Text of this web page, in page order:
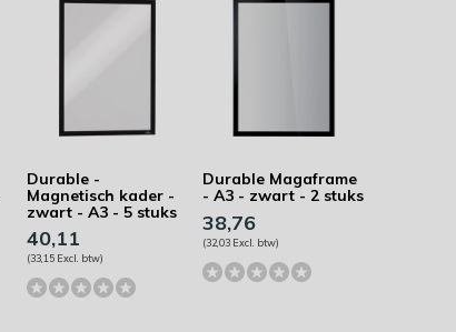
Durable -
Magnetisch kader -
zwart - A3 - 5 stuks
40,11
(33,15 Excl. btw)
Durable Magaframe
- A3 - zwart - 2 stuks
38,76
(32,03 Excl. btw)